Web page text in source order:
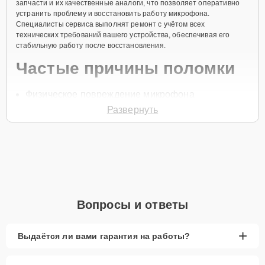
запчасти и их качественные аналоги, что позволяет оперативно
устранить проблему и восстановить работу микрофона.
Специалисты сервиса выполнят ремонт с учётом всех
технических требований вашего устройства, обеспечивая его
стабильную работу после восстановления.
Частые причины поломки
свяжется с вами в течение одной минуты для уточнения всех
вопросов и записи на диагностику и ремонт.
Главные особенности
Развернуть
Вопросы и ответы
Выдаётся ли вами гарантия на работы? +